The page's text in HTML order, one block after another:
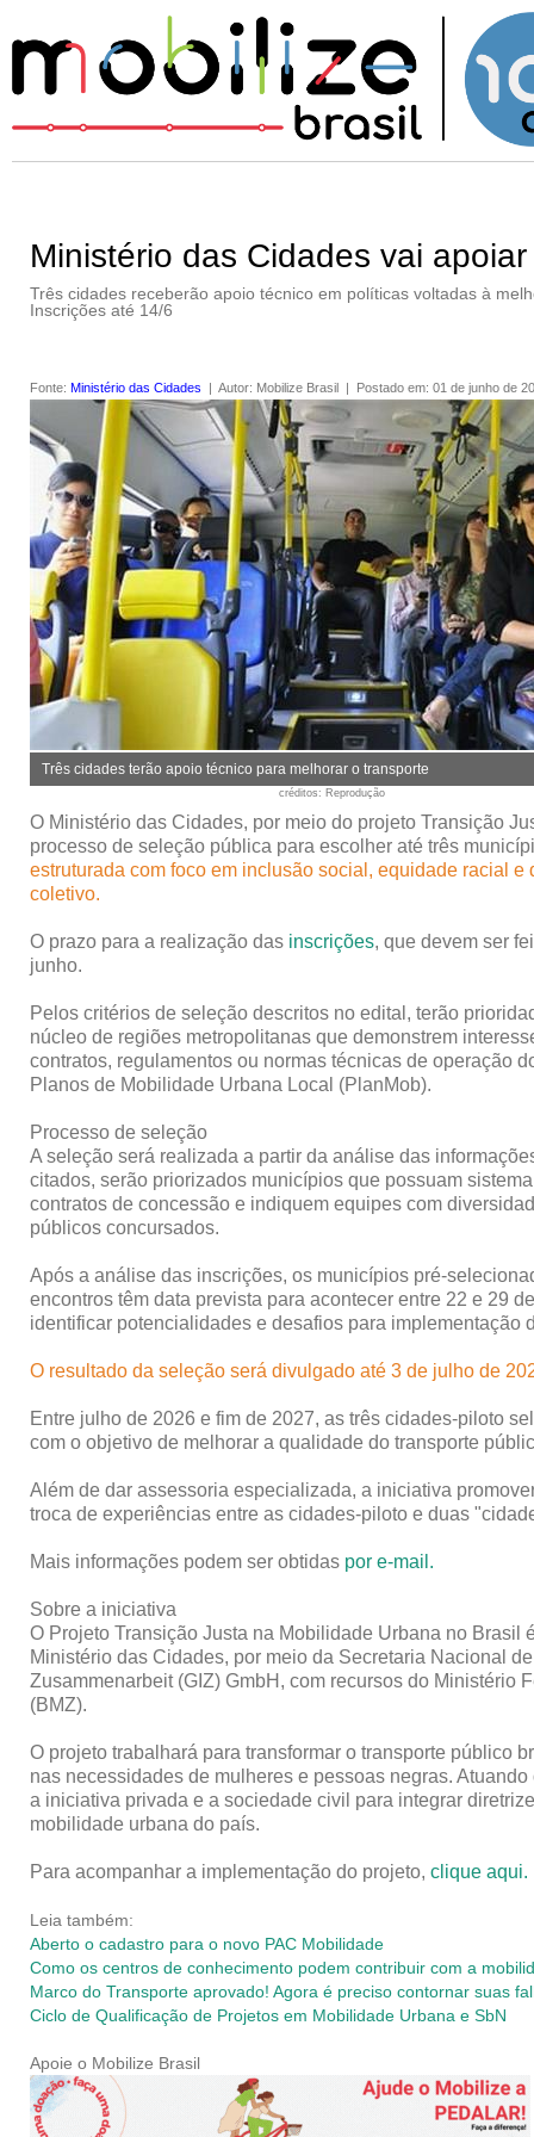
Ministério das Cidades vai
Três cidades receberão apoio técnico em políticas voltadas à
Inscrições até 14/6
Fonte: Ministério das Cidades | Autor: Mobilize Brasil | Postado em: 01 de junho de
Três cidades terão apoio técnico para melhorar o transporte
créditos: Reprodução
O Ministério das Cidades, por meio do projeto Transição
processo de seleção pública para escolher até três
estruturada com foco em inclusão social, equidade racial
coletivo.
O prazo para a realização das inscrições, que devem ser
junho.
Pelos critérios de seleção descritos no edital, terão
núcleo de regiões metropolitanas que demonstrem
contratos, regulamentos ou normas técnicas de operação
Planos de Mobilidade Urbana Local (PlanMob).
Processo de seleção
A seleção será realizada a partir da análise das
citados, serão priorizados municípios que possuam
contratos de concessão e indiquem equipes com
públicos concursados.
Após a análise das inscrições, os municípios pré-
encontros têm data prevista para acontecer entre 22 e 29
identificar potencialidades e desafios para implementação
O resultado da seleção será divulgado até 3 de julho de
Entre julho de 2026 e fim de 2027, as três cidades-piloto
com o objetivo de melhorar a qualidade do transporte
Além de dar assessoria especializada, a iniciativa
troca de experiências entre as cidades-piloto e duas
Mais informações podem ser obtidas por e-mail.
Sobre a iniciativa
O Projeto Transição Justa na Mobilidade Urbana no
Ministério das Cidades, por meio da Secretaria Nacional
Zusammenarbeit (GIZ) GmbH, com recursos do
(BMZ).
O projeto trabalhará para transformar o transporte público
nas necessidades de mulheres e pessoas negras.
a iniciativa privada e a sociedade civil para integrar
mobilidade urbana do país.
Para acompanhar a implementação do projeto, clique aqui.
Leia também:
Aberto o cadastro para o novo PAC Mobilidade
Como os centros de conhecimento podem contribuir com a
Marco do Transporte aprovado! Agora é preciso contornar suas
Ciclo de Qualificação de Projetos em Mobilidade Urbana e SbN
Apoie o Mobilize Brasil